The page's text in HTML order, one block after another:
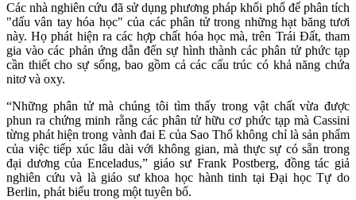
Các nhà nghiên cứu đã sử dụng phương pháp khối phổ để phân tích
"dấu vân tay hóa học" của các phân tử trong những hạt băng tươi
này. Họ phát hiện ra các hợp chất hóa học mà, trên Trái Đất, tham
gia vào các phản ứng dẫn đến sự hình thành các phân tử phức tạp
cần thiết cho sự sống, bao gồm cả các cấu trúc có khả năng chứa
nitơ và oxy.
“Những phân tử mà chúng tôi tìm thấy trong vật chất vừa được
phun ra chứng minh rằng các phân tử hữu cơ phức tạp mà Cassini
từng phát hiện trong vành đai E của Sao Thổ không chỉ là sản phẩm
của việc tiếp xúc lâu dài với không gian, mà thực sự có sẵn trong
đại dương của Enceladus,” giáo sư Frank Postberg, đồng tác giả
nghiên cứu và là giáo sư khoa học hành tinh tại Đại học Tự do
Berlin, phát biểu trong một tuyên bố.